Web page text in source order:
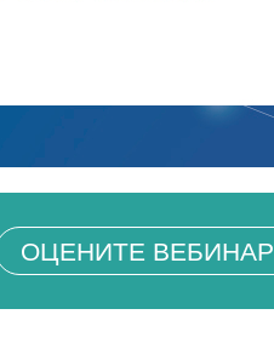
ОЦЕНИТЕ ВЕБИНАР